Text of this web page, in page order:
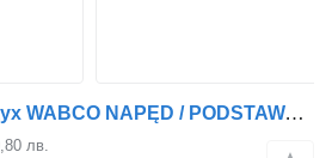
Компресор за въздух WABCO NAPĘD / PODSTAWA / PRZYSTAWKA / KOMPRESORA POWIETRZA MAN TGX TGS inny за влекач
лв.